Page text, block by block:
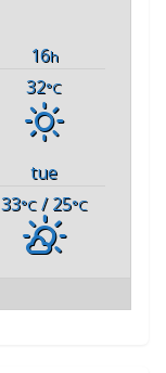
16h
32°C
tue
33°C/ 25°C